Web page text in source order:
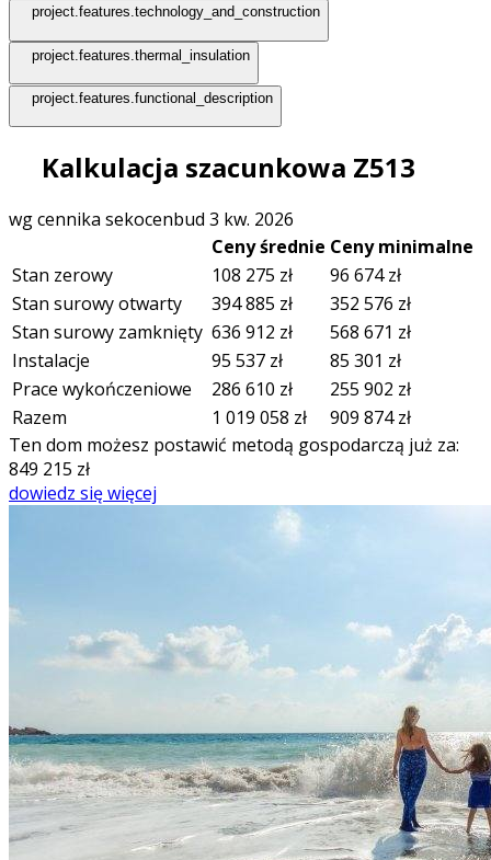
project.features.technology_and_construction
project.features.thermal_insulation
project.features.functional_description
Kalkulacja szacunkowa Z513
wg cennika sekocenbud 3 kw. 2026
Ceny średnie Ceny minimalne
Stan zerowy
108 275 zł 96 674zł
Stan surowy otwarty
394 885 zł 352 576 zł
Stan surowy zamknięty 636 912 zł 568 671 zł
Instalacje
95 537 zł 85 301 zł
Prace wykończeniowe
286 610 zł 255 902 zł
Razem
1 019 058 zł 909 874zł
Ten dom możesz postawić metodą gospodarczą już za:
849 215 zł
dowiedz się więcej